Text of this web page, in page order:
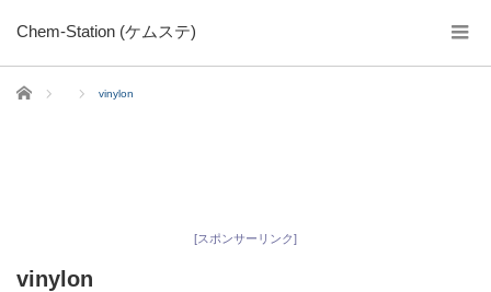
Chem-Station (ケムステ)
ホーム vinylon
[スポンサーリンク]
vinylon